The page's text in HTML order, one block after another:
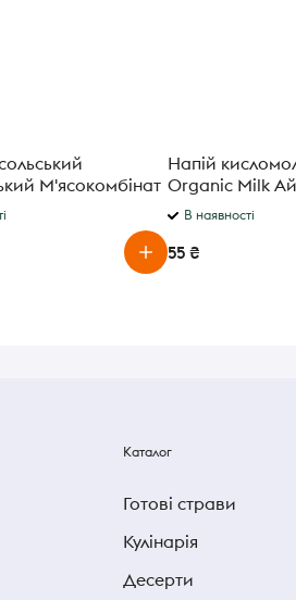
М'ясокомбінат
Напій
Organic Milk
В наявності
55 ₴
Каталог
Готові страви
Кулінарія
Десерти